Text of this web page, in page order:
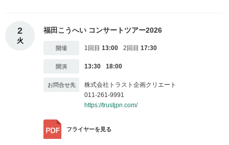
2
火
福田こうへい コンサートツアー2026
1回目 13:00 2回目 17:30
13:30 18:00
株式会社トラスト企画クリエート
011-261-9991
https://trustjpn.com/
フライヤーを見る